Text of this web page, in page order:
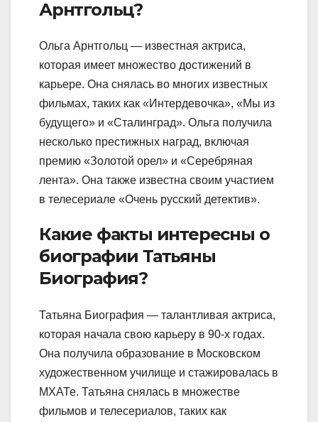
Арнтгольц?
Ольга Арнтгольц — известная актриса,
которая имеет множество достижений в
карьере. Она снялась во многих известных
фильмах, таких как «Интердевочка», «Мы из
будущего» и «Сталинград». Ольга получила
несколько престижных наград, включая
премию «Золотой орел» и «Серебряная
лента». Она также известна своим участием
в телесериале «Очень русский детектив».
Какие факты интересны о
биографии Татьяны
Биография?
Татьяна Биография — талантливая актриса,
которая начала свою карьеру в 90-х годах.
Она получила образование в Московском
художественном училище и стажировалась в
МХАТе. Татьяна снялась в множестве
фильмов и телесериалов, таких как